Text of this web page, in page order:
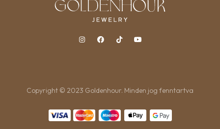
Copyright © 2023 Goldenhour. Minden jog fenntartva